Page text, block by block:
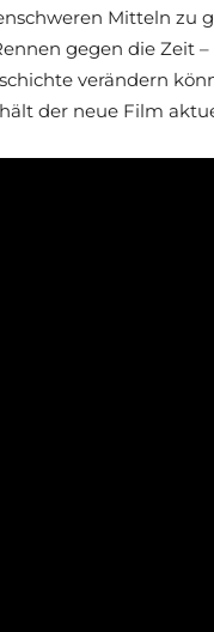
Mitteln zu
gegen die Zeit
verändern
der neue Film